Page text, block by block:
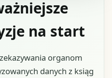
na start
organom
danych z ksiąg